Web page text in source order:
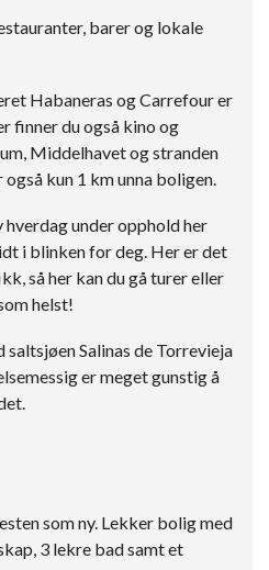
barer og lokale
Habaneras og Carrefour er
finner du også kino og
Middelhavet og stranden
kun 1 km unna boligen.
hverdag under opphold her
i blinken for deg. Her er det
så her kan du gå turer eller
helst!
Salinas de Torrevieja
er meget gunstig å
som ny. Lekker bolig med
3 lekre bad samt et